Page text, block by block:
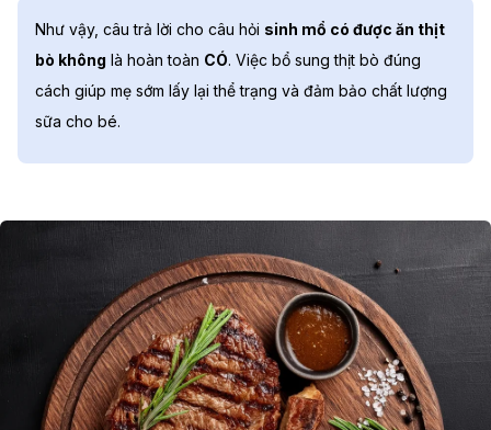
Như vậy, câu trả lời cho câu hỏi sinh mổ có được ăn thịt
bò không là hoàn toàn CÓ. Việc bổ sung thịt bò đúng
cách giúp mẹ sớm lấy lại thể trạng và đảm bảo chất lượng
sữa cho bé.